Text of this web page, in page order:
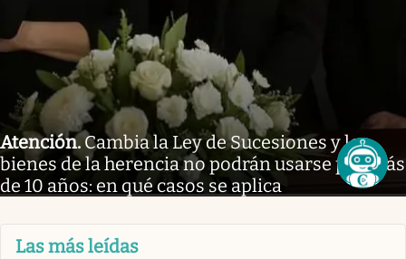
Atención.Cambia la Ley de Sucesiones y los
bienes de la herencia no podrán usarse por más
de 10 años: en qué casos se aplica
Las más leídas